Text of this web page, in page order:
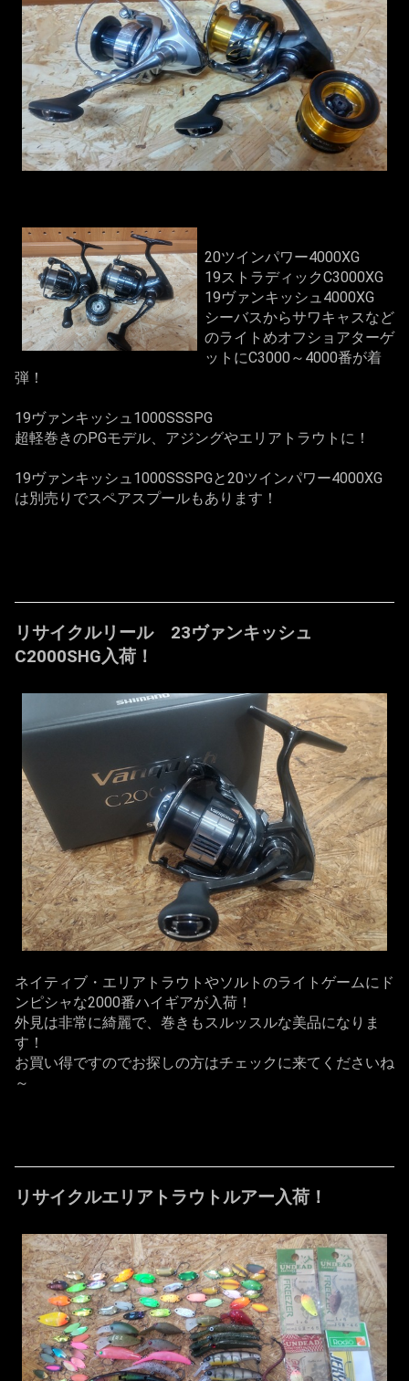
20ツインパワー4000XG
19ストラディックC3000XG
19ヴァンキッシュ4000XG
シーバスからサワキャスなど
のライトめオフショアターゲ
ットにC3000～4000番が着
弾！
19ヴァンキッシュ1000SSSPG
超軽巻きのPGモデル、アジングやエリアトラウトに！
19ヴァンキッシュ1000SSSPGと20ツインパワー4000XG
は別売りでスペアスプールもあります！
リサイクルリール 23ヴァンキッシュ
C2000SHG入荷！
ネイティブ・エリアトラウトやソルトのライトゲームにド
ンピシャな2000番ハイギアが入荷！
外見は非常に綺麗で、巻きもスルッスルな美品になりま
す！
お買い得ですのでお探しの方はチェックに来てくださいね
～
リサイクルエリアトラウトルアー入荷！